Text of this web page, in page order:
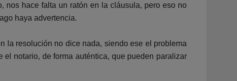
nos hace falta un ratón en la cláusula, pero eso no
haya advertencia.
la resolución no dice nada, siendo ese el problema
notario, de forma auténtica, que pueden paralizar